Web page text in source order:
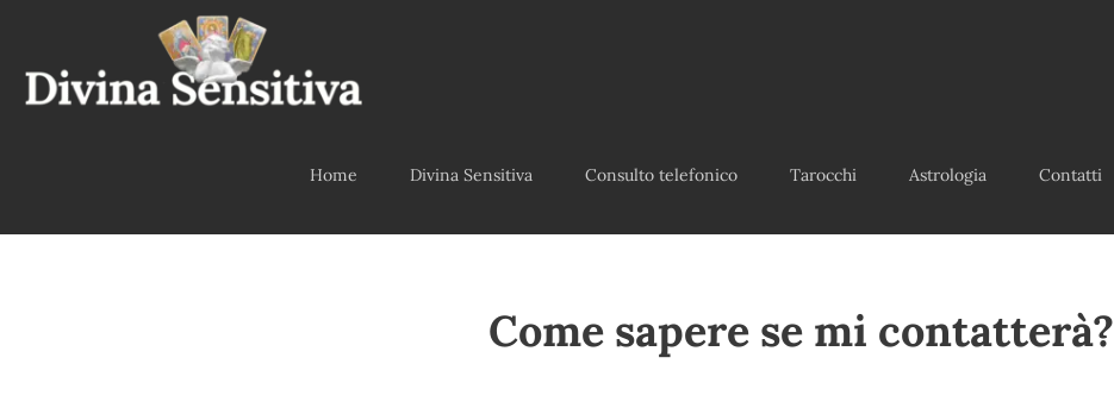
Home Divina Sensitiva Consulto telefonico Tarocchi Astrologia Contatti
Come sapere se mi contatterà?